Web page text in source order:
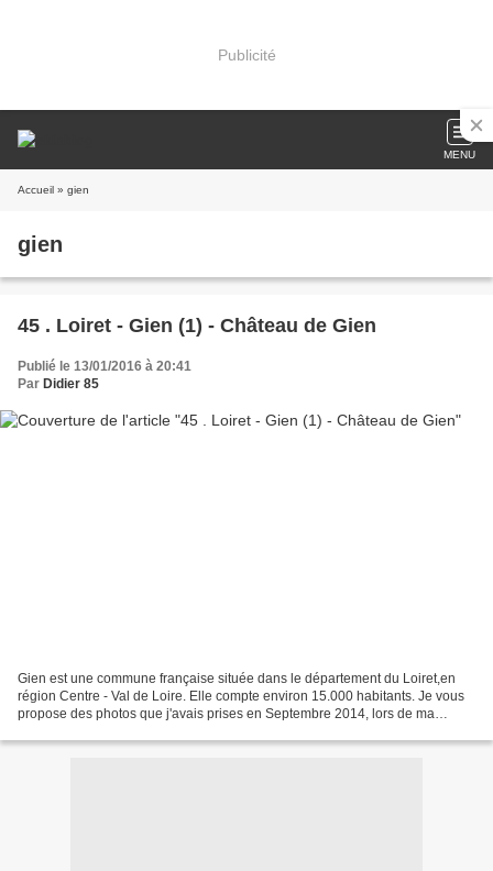
Publicité
MENU
Accueil » gien
gien
45 . Loiret - Gien (1) - Château de Gien
Publié le 13/01/2016 à 20:41
Par Didier 85
Gien est une commune française située dans le département du Loiret,en
région Centre - Val de Loire. Elle compte environ 15.000 habitants. Je vous
propose des photos que j'avais prises en Septembre 2014, lors de ma